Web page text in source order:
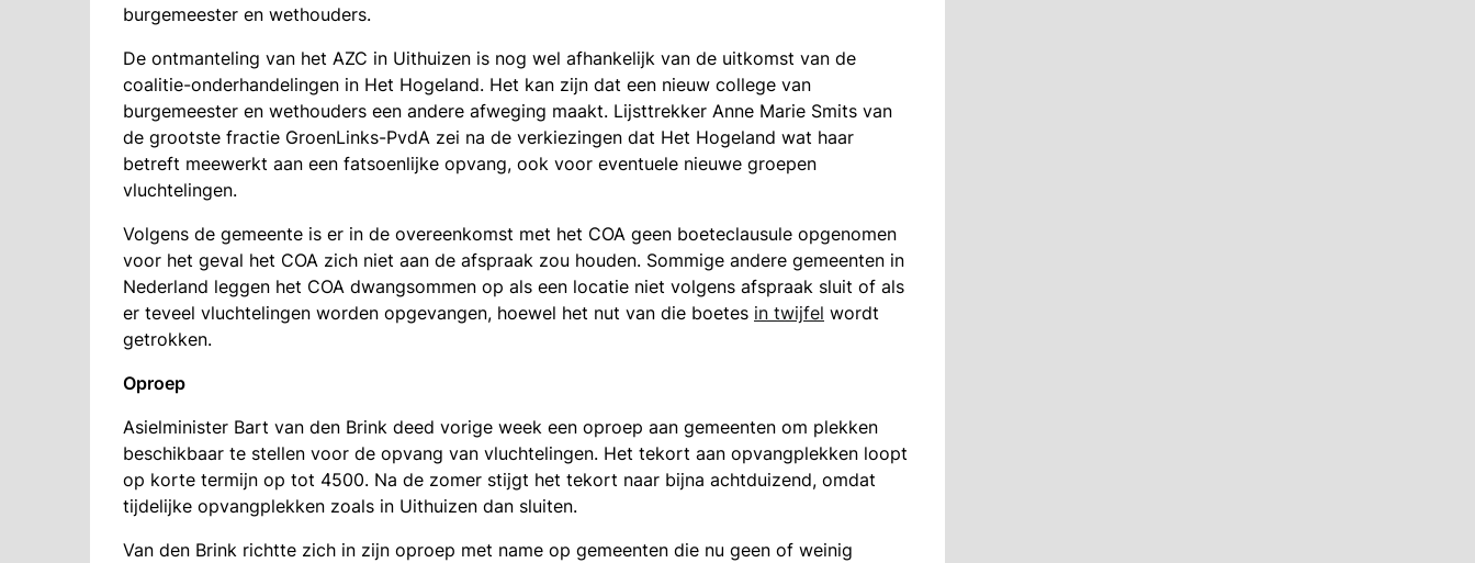
burgemeester en wethouders.
De ontmanteling van het AZC in Uithuizen is nog wel afhankelijk van de uitkomst van de
coalitie-onderhandelingen in Het Hogeland. Het kan zijn dat een nieuw college van
burgemeester en wethouders een andere afweging maakt. Lijsttrekker Anne Marie Smits van
de grootste fractie GroenLinks-PvdA zei na de verkiezingen dat Het Hogeland wat haar
betreft meewerkt aan een fatsoenlijke opvang, ook voor eventuele nieuwe groepen
vluchtelingen.
Volgens de gemeente is er in de overeenkomst met het COA geen boeteclausule opgenomen
voor het geval het COA zich niet aan de afspraak zou houden. Sommige andere gemeenten in
Nederland leggen het COA dwangsommen op als een locatie niet volgens afspraak sluit of als
er teveel vluchtelingen worden opgevangen, hoewel het nut van die boetes in twijfel wordt
getrokken.
Oproep
Asielminister Bart van den Brink deed vorige week een oproep aan gemeenten om plekken
beschikbaar te stellen voor de opvang van vluchtelingen. Het tekort aan opvangplekken loopt
op korte termijn op tot 4500. Na de zomer stijgt het tekort naar bijna achtduizend, omdat
tijdelijke opvangplekken zoals in Uithuizen dan sluiten.
Van den Brink richtte zich in zijn oproep met name op gemeenten die nu geen of weinig